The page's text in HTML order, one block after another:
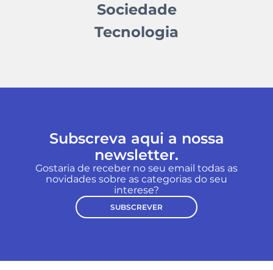
Sociedade
Tecnologia
Subscreva aqui a nossa
newsletter.
Gostaria de receber no seu email todas as
novidades sobre as categorias do seu
interese?
SUBSCREVER